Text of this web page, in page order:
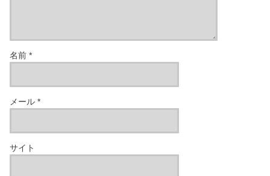
名前*
メール*
サイト